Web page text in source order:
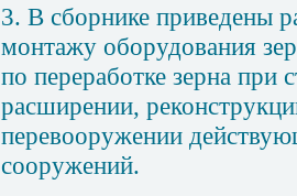
3. В сборнике приведены
монтажу оборудования
по переработке зерна при
расширении,
перевооружении
сооружений.